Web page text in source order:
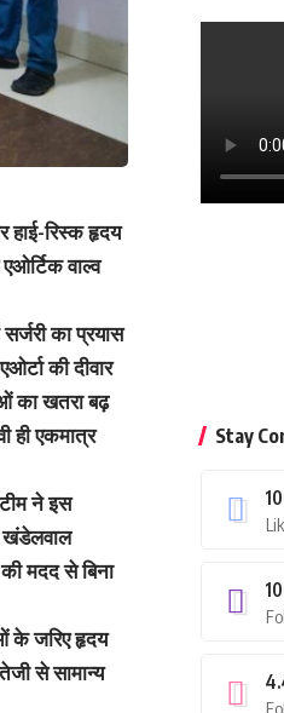
हाई-रिस्क हृदय
वाल्व
का प्रयास
की दीवार
का खतरा बढ़
ही एकमात्र
ने इस
खंडेलवाल
मदद से बिना
के जरिए हृदय
से सामान्य
Stay